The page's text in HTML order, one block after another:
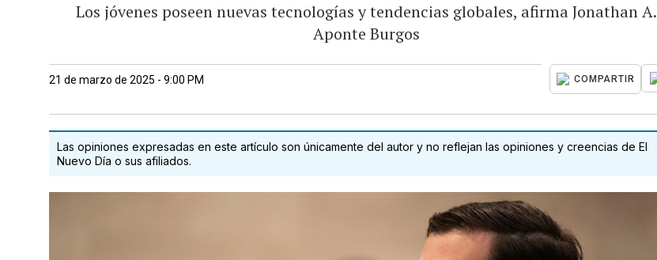
Los jóvenes poseen nuevas tecnologías y tendencias globales, afirma Jonathan A.
Aponte Burgos
21 de marzo de 2025 - 9:00 PM COMPARTIR
Las opiniones expresadas en este artículo son únicamente del autor y no reflejan las opiniones y creencias de El
Nuevo Día o sus afiliados.